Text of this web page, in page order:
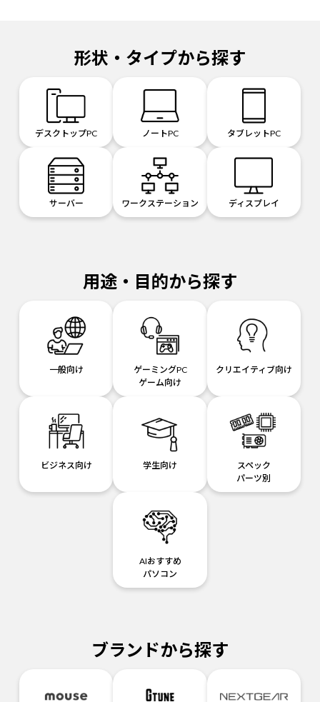
形状・タイプから探す
デスクトップPC ノートPC タブレットPC
サーバー ワークステーション ディスプレイ
用途・目的から探す
一般向け
ゲーミングPC
ゲーム向け
クリエイティブ向け
ビジネス向け 学生向け
スペック
パーツ別
AIおすすめ
パソコン
ブランドから探す